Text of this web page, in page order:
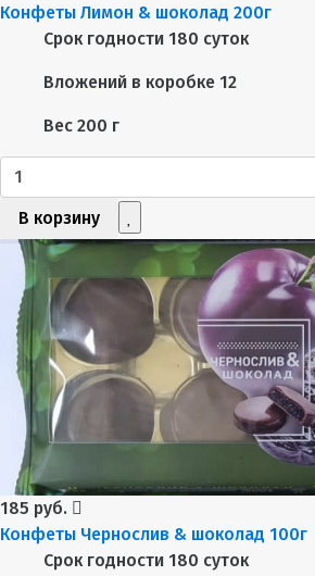
Конфеты Лимон & шоколад 200г
Срок годности 180 суток
Вложений в коробке 12
Вес 200 г
В корзину
185 руб.
Конфеты Чернослив & шоколад 100г
Срок годности 180 суток